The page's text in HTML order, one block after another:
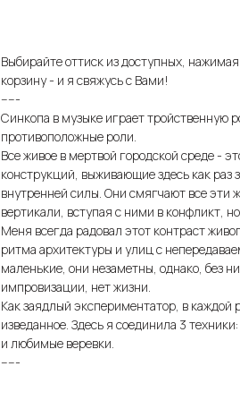
Выбирайте оттиск из доступных,
корзину - и я свяжусь с Вами!
-----
Синкопа в музыке играет тройственную
противоположные роли.
Все живое в мертвой городской среде -
конструкций, выживающие здесь как раз
внутренней силы. Они смягчают все эти
вертикали, вступая с ними в конфликт,
Меня всегда радовал этот контраст
ритма архитектуры и улиц с
маленькие, они незаметны, однако, без
импровизации, нет жизни.
Как заядлый экспериментатор, в каждой
изведанное. Здесь я соединила 3
и любимые веревки.
-----